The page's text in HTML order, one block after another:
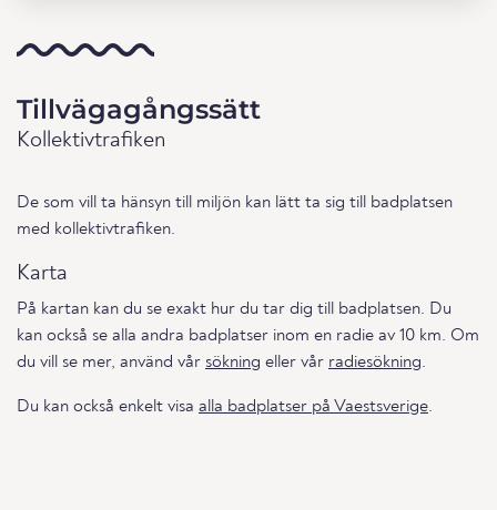
Tillvägagångssätt
Kollektivtrafiken
De som vill ta hänsyn till miljön kan lätt ta sig till badplatsen
med kollektivtrafiken.
Karta
På kartan kan du se exakt hur du tar dig till badplatsen. Du
kan också se alla andra badplatser inom en radie av 10 km. Om
du vill se mer, använd vår sökning eller vår radiesökning.
Du kan också enkelt visa alla badplatser på Vaestsverige.